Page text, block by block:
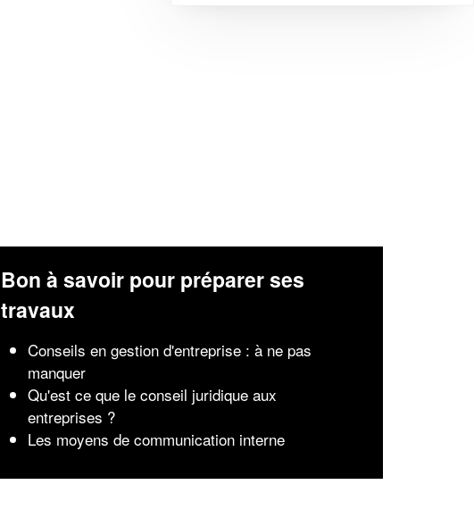
Bon à savoir pour préparer ses
travaux
Conseils en gestion d'entreprise : à ne pas
manquer
Qu'est ce que le conseil juridique aux
entreprises ?
Les moyens de communication interne